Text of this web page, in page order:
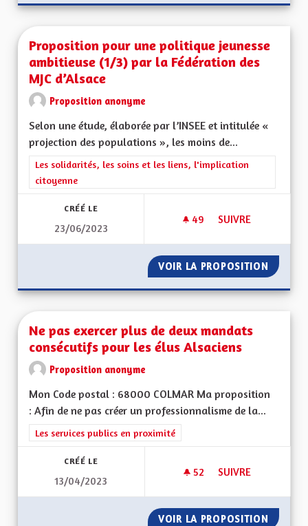
Proposition pour une politique jeunesse
ambitieuse (1/3) par la Fédération des
MJC d’Alsace
Proposition anonyme
Selon une étude, élaborée par l’INSEE et intitulée «
projection des populations », les moins de...
Filtrer les résultats de la catégorie : Les solidarités, les soins
Les solidarités, les soins et les liens, l'implication
citoyenne
CRÉÉ LE
23/06/2023
49 49 ABONNÉS
SUIVRE
VOIR LA PROPOSITION
Ne pas exercer plus de deux mandats
consécutifs pour les élus Alsaciens
Proposition anonyme
Mon Code postal : 68000 COLMAR Ma proposition
: Afin de ne pas créer un professionnalisme de la...
Filtrer les résultats de la catégorie : Les services publics en
Les services publics en proximité
CRÉÉ LE
13/04/2023
52 52 ABONNÉS
SUIVRE
VOIR LA PROPOSITION NE